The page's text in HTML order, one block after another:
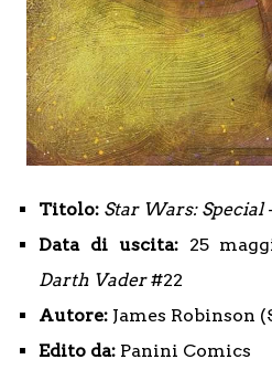
Titolo: Star Wars: Special
Data di uscita:25
Darth Vader#22
Autore: James Robinson
Edito da: Panini Comics